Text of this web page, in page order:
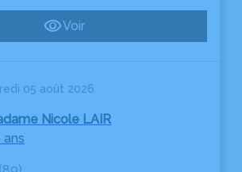
Voir
05 août 2026
Nicole LAIR
ans